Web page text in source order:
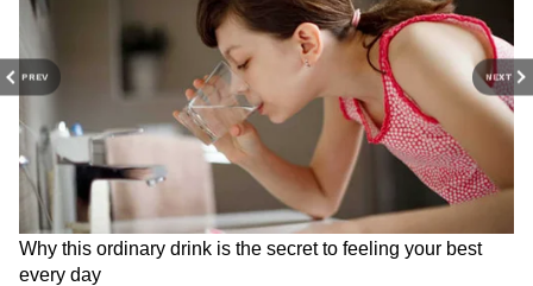
PREV NEXT
घर आते थे, लेकिन वे हमेशा आकर हमारा हालचाल पूछते
ट्विंकल खन्ना ने बताए फिल्मी परिवार में होने के फायदे-
नुकसान
बातचीत के दौरान ट्विंकल ने एक मशहूर फिल्मी परिवार में
पैदा होने के फायदों और दबावों के बारे में भी बात की।
उन्होंने कहा था कि एक तरह से इसे बोझ कहा जा सकता